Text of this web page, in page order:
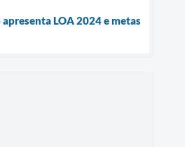
LOA 2024 e metas